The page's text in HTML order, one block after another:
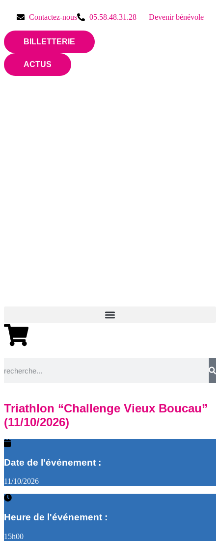
Contactez-nous 05.58.48.31.28 Devenir bénévole
BILLETTERIE
ACTUS
Triathlon “Challenge Vieux Boucau”
(11/10/2026)
Date de l'événement :
11/10/2026
Heure de l'événement :
15h00